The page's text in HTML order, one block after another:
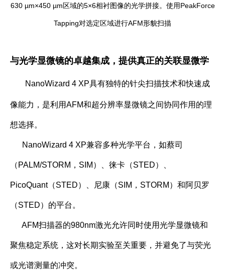
630 µm×450 µm区域的5×6相衬图像的光学拼接。使用PeakForce
Tapping对选定区域进行AFM形貌扫描
与光学显微镜的卓越集成，提供真正的关联显微学
NanoWizard 4 XP具有独特的针尖扫描技术和快速成
像能力，是利用AFM和超分辨率显微镜之间协同作用的理
想选择。
NanoWizard 4 XP兼容多种光学平台，如蔡司
（ PALM/STORM ， SIM ）、徕卡（STED）、
PicoQuant（STED）、尼康（SIM ， STORM ）和阿贝罗
（STED）的平台。
AFM扫描器的980nm激光允许同时使用光学显微镜和
聚焦稳定系统，这对长期实验至关重要，并避免了与荧光
或光谱测量的冲突。